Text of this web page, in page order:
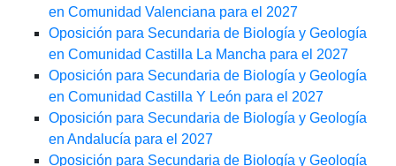
en Comunidad Valenciana para el 2027
Oposición para Secundaria de Biología y Geología
en Comunidad Castilla La Mancha para el 2027
Oposición para Secundaria de Biología y Geología
en Comunidad Castilla Y León para el 2027
Oposición para Secundaria de Biología y Geología
en Andalucía para el 2027
Oposición para Secundaria de Biología y Geología